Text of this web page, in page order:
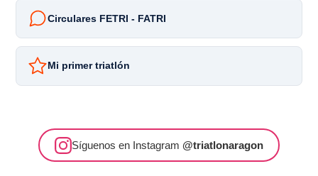
Circulares FETRI - FATRI
Mi primer triatlón
Síguenos en Instagram @triatlonaragon